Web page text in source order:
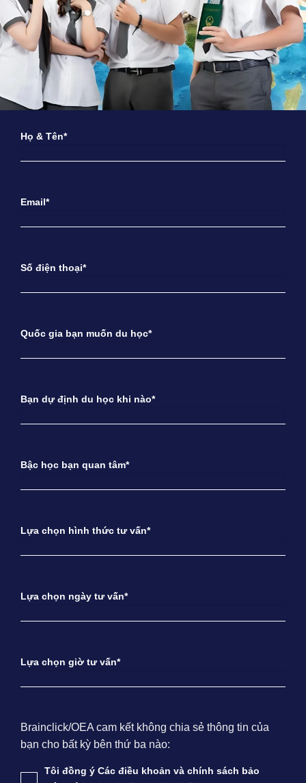
Họ & Tên*
Email*
Số điện thoại*
Quốc gia bạn muốn du học*
Bạn dự định du học khi nào*
Bậc học bạn quan tâm*
Lựa chọn hình thức tư vấn*
Lựa chọn ngày tư vấn*
Lựa chọn giờ tư vấn*
Brainclick/OEA cam kết không chia sẻ thông tin của
bạn cho bất kỳ bên thứ ba nào:
Tôi đồng ý Các điều khoản và chính sách bảo